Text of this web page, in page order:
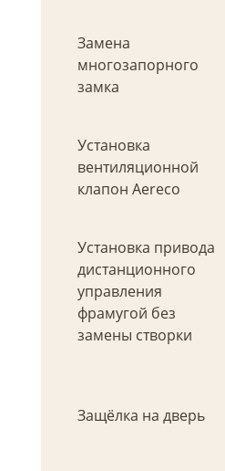
Замена
многозапорного
замка
Установка
вентиляционной
клапон Aereco
Установка привода
дистанционного
управления
фрамугой без
замены створки
Защёлка на дверь